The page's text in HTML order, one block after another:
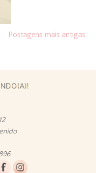
Postagens mais antigas